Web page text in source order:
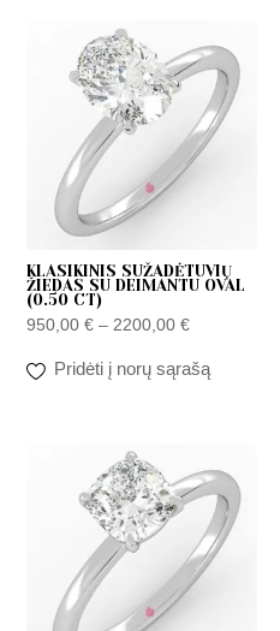
KLASIKINIS SUŽADĖTUVIŲ
ŽIEDAS SU DEIMANTU OVAL
(0.50 CT)
950,00€ – 2200,00€
range:
950,00 €
through
2200,00 €
Pridėti į norų sąrašą
range:
950,00 €
through
2050,00 €